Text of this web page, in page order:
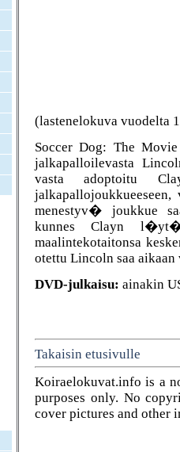
(lastenelokuva vuodelta
Soccer Dog: The
jalkapalloilevasta
vasta adoptoitu
menestyv� joukkue
kunnes Clayn
maalintekotaitonsa
otettu Lincoln saa
DVD-julkaisu: ainakin
Takaisin etusivulle
Koiraelokuvat.info is a
purposes only. No
cover pictures and other